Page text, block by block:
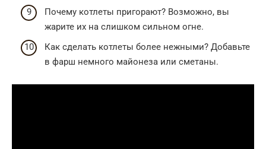
Почему котлеты пригорают? Возможно, вы
жарите их на слишком сильном огне.
Как сделать котлеты более нежными? Добавьте
в фарш немного майонеза или сметаны.